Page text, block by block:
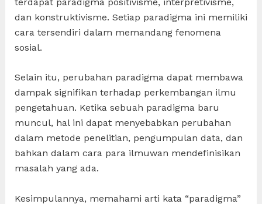
dan konstruktivisme. Setiap paradigma ini memiliki
cara tersendiri dalam memandang fenomena
sosial.
Selain itu, perubahan paradigma dapat membawa
dampak signifikan terhadap perkembangan ilmu
pengetahuan. Ketika sebuah paradigma baru
muncul, hal ini dapat menyebabkan perubahan
dalam metode penelitian, pengumpulan data, dan
bahkan dalam cara para ilmuwan mendefinisikan
masalah yang ada.
Kesimpulannya, memahami arti kata “paradigma”